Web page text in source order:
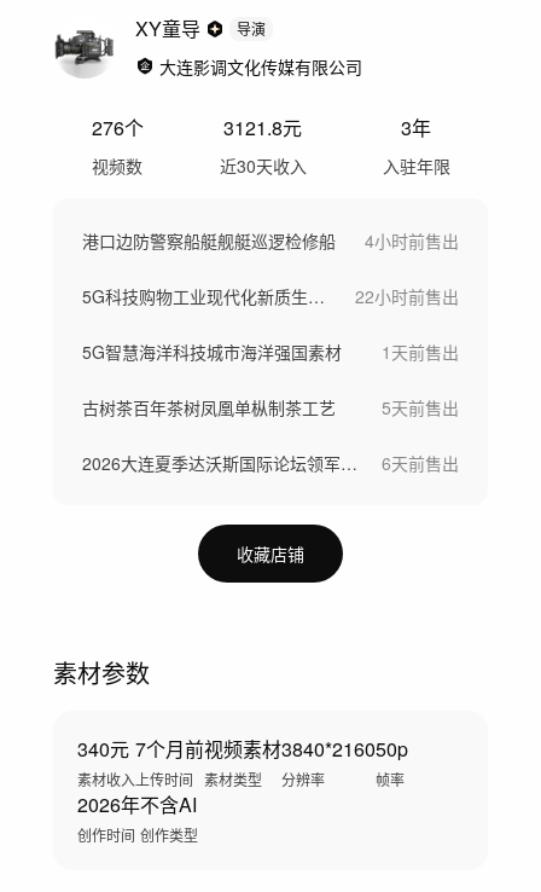
XY童导 导演
大连影调文化传媒有限公司
276个
视频数
3121.8元
近30天收入
3年
入驻年限
港口边防警察船艇舰艇巡逻检修船 4小时前售出
5G科技购物工业现代化新质生产力 22小时前售出
5G智慧海洋科技城市海洋强国素材 1天前售出
古树茶百年茶树凤凰单枞制茶工艺 5天前售出
2026大连夏季达沃斯国际论坛领军者年会 6天前售出
收藏店铺
素材参数
340元
素材收入
7个月前
上传时间
视频素材
素材类型
3840*2160
分辨率
50p
帧率
2026年
创作时间
不含AI
创作类型